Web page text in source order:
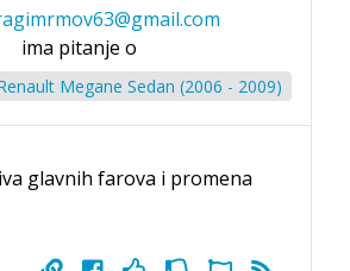
ima pitanje o
Megane Sedan (2006 - 2009)
glavnih farova i promena